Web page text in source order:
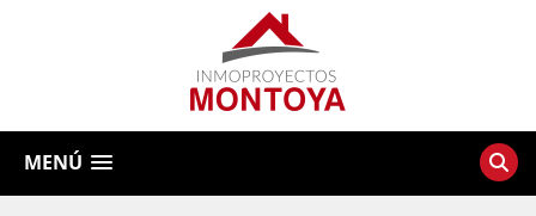
MENÚ